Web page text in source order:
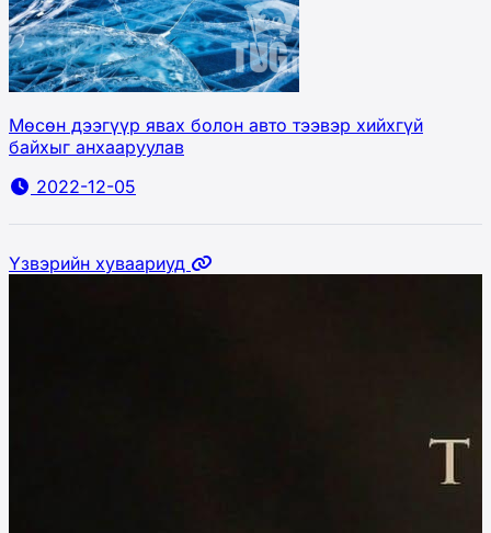
Мөсөн дээгүүр явах болон авто тээвэр хийхгүй
байхыг анхааруулав
2022-12-05
Үзвэрийн хуваариуд